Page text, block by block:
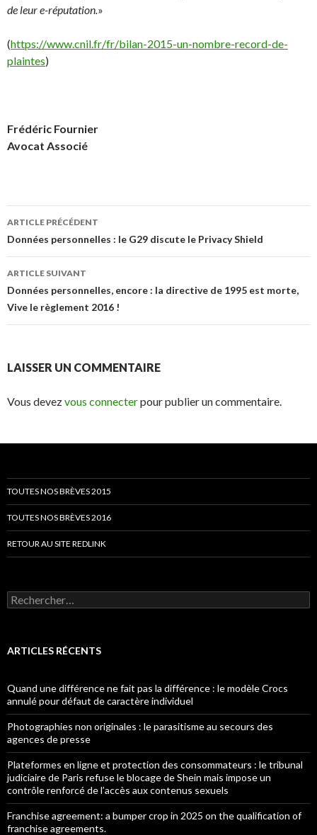
de leur e-réputation.»
(https://www.cnil.fr/fr/bilan-2015-un-nombre-record-de-
plaintes)
Frédéric Fournier
Avocat Associé
Navigation
des
articles
ARTICLE PRÉCÉDENT
Données personnelles : le G29 discute le Privacy Shield
ARTICLE SUIVANT
Données personnelles, encore : la directive de 1995 est morte,
Vive le règlement 2016 !
LAISSER UN COMMENTAIRE
Vous devezvous connecterpour publier un commentaire.
TOUTES NOS BRÈVES 2015
TOUTES NOS BRÈVES 2016
RETOUR AU SITE REDLINK
Rechercher :
ARTICLES RÉCENTS
Quand une différence ne fait pas la différence : le modèle Crocs
annulé pour défaut de caractère individuel
Photographies non originales : le parasitisme au secours des
agences de presse
Plateformes en ligne et protection des consommateurs : le tribunal
judiciaire de Paris refuse le blocage de Shein mais impose un
contrôle renforcé de l’accès aux contenus sexuels
Franchise agreement: a bumper crop in 2025 on the qualification of
franchise agreements.